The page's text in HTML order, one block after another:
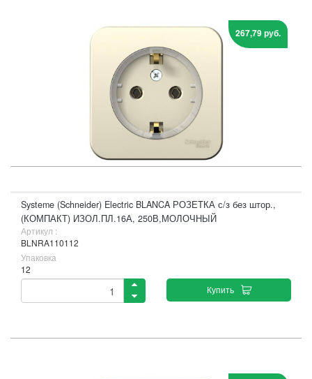
267,79 руб.
Systeme (Schneider) Electric BLANCA РОЗЕТКА с/з без штор.,
(КОМПАКТ) ИЗОЛ.ПЛ.16А, 250В,МОЛОЧНЫЙ
Артикул :
BLNRA110112
Упаковка
12
Купить